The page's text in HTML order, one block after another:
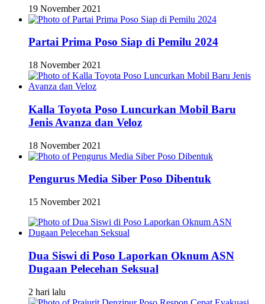
19 November 2021
Partai Prima Poso Siap di Pemilu 2024
18 November 2021
Kalla Toyota Poso Luncurkan Mobil Baru
Jenis Avanza dan Veloz
18 November 2021
Pengurus Media Siber Poso Dibentuk
15 November 2021
Dua Siswi di Poso Laporkan Oknum ASN
Dugaan Pelecehan Seksual
2 hari lalu